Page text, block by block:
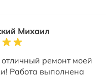
Михаил
ремонт моей
Работа выполнена